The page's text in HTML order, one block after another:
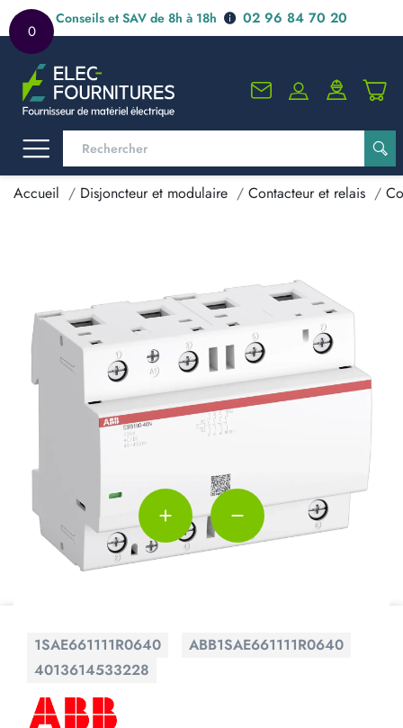
0
Conseils et SAV de 8h à 18h 02 96 84 70 20
Accueil Disjoncteur et modulaire Contacteur et relais
1SAE661111R0640
ABB1SAE661111R0640
4013614533228
add remove